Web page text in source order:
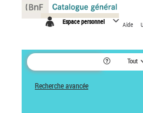
Espace personnel Aide
Tout
Recherche avancée
Panneau de gestion des cookies